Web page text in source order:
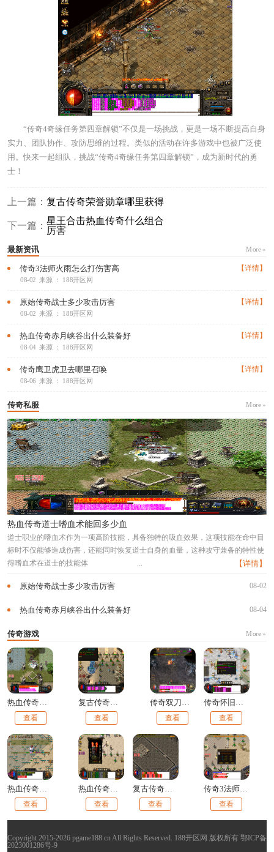
“传奇4奇缘任务第四章解锁”不仅是一场挑战，更是一场不断提高自身
实力、团队协作、攻防思维的过程。类似的活动在许多游戏中也被广泛使
用。快来一起组队，挑战“传奇4奇缘任务第四章解锁”，成为新时代的勇
士！
上一篇： 复古传奇荣誉勋章哪里获得
下一篇： 星王合击热血传奇什么组合
厉害
最新资讯 More »
传奇3法师火雨怎么打伤害高
08-02 来源 ： 188开区网
【详情】
原始传奇战士多少攻击厉害
08-02 来源 ： 188开区网
【详情】
热血传奇赤月峡谷出什么装备好
08-04 来源 ： 188开区网
【详情】
传奇鹰卫虎卫去哪里召唤
08-06 来源 ： 188开区网
【详情】
传奇私服 More »
热血传奇道士嗜血术能回多少血
道士职业的嗜血术作为一项高阶技能，具备独特的吸血效果，这项技能在命中目
标时不仅能够造成伤害，还能同时恢复道士自身的血量，这种攻守兼备的特性使
得嗜血术在道士的技能体
【详情】
原始传奇战士多少攻击厉害 08-02
热血传奇赤月峡谷出什么装备好 08-04
传奇游戏 More »
查看 查看 查看 查看
查看 查看
复古传奇怎么提升攻击力
查看
传奇3法师火雨怎么打伤害高
查看
Copyright 2015-2026 pgame188.cn All Rights Reserved. 188开区网 版权所有 鄂ICP备
2023001286号-9